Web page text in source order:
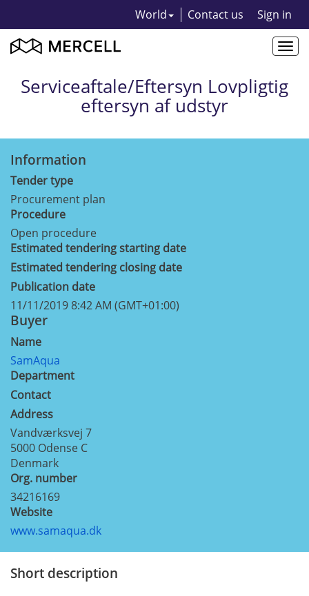
World Contact us Sign in
Serviceaftale/Eftersyn Lovpligtig
eftersyn af udstyr
Information
Tender type
Procurement plan
Procedure
Open procedure
Estimated tendering starting date
Estimated tendering closing date
Publication date
11/11/2019 8:42 AM (GMT+01:00)
Buyer
Name
SamAqua
Department
Contact
Address
Vandværksvej 7
5000 Odense C
Denmark
Org. number
34216169
Website
www.samaqua.dk
Short description